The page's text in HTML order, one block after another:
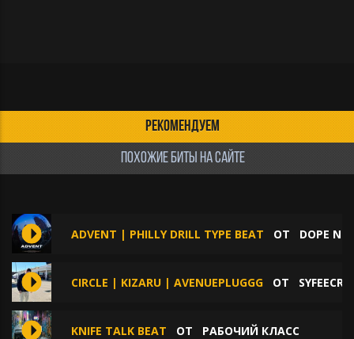
РЕКОМЕНДУЕМ
ПОХОЖИЕ БИТЫ НА САЙТЕ
ADVENT | PHILLY DRILL TYPE BEAT ОТ DOPE
CIRCLE | KIZARU | AVENUEPLUGGG ОТ
KNIFE TALK BEAT ОТ РАБОЧИЙ КЛАСС